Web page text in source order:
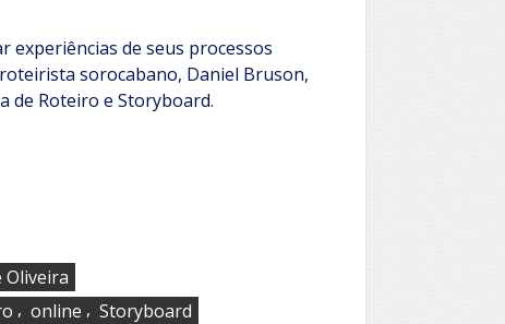
experiências de seus processos
sorocabano, Daniel Bruson,
de Roteiro e Storyboard.
Oliveira
, online , Storyboard